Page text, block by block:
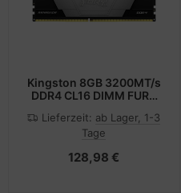
Kingston 8GB 3200MT/s
DDR4 CL16 DIMM FURY
DDR4
Lieferzeit: ab Lager, 1-3
Tage
128,98 €